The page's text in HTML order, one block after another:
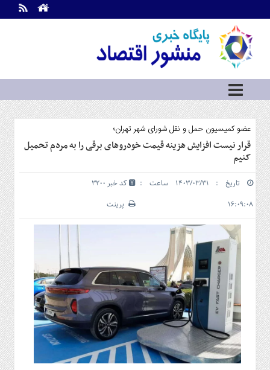
اطلاعات
تماس
ما
درباره
ما
سرویس
ها
خانه
بازار
سرمایه
و
بورس
و
شهری
گاز
و
پتروشیمی
صنعت
و
خودرو
استارت
عضو کمیسیون حمل و نقل شورای شهر تهران؛
قرار نیست افزایش هزینه قیمت خودروهای برقی را به مردم تحمیل
کنیم
تاریخ : ۱۴۰۳/۰۳/۳۱ ساعت :
۱۶:۰۹:۰۸
کد خبر 3200
پرینت